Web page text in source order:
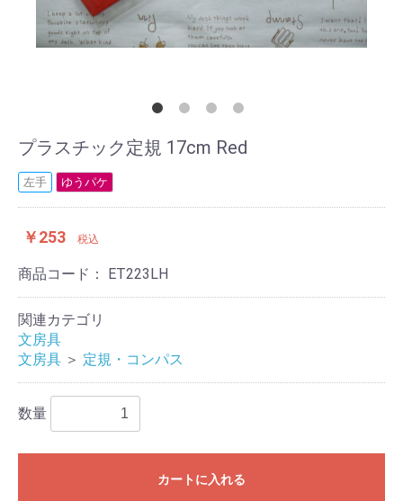
プラスチック定規 17cm Red
左手 ゆうパケ
￥253 税込
商品コード： ET223LH
関連カテゴリ
文房具
文房具 ＞ 定規・コンパス
数量
カートに入れる